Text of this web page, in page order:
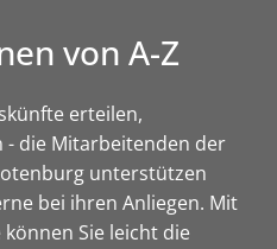
von A-Z
erteilen,
die Mitarbeitenden der
unterstützen
bei ihren Anliegen. Mit
Sie leicht die